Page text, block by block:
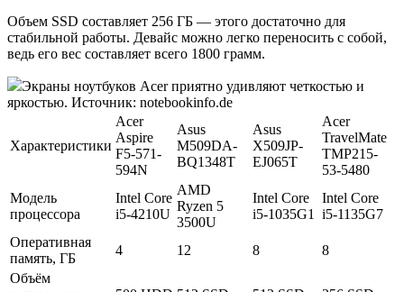
Объем SSD составляет 256 ГБ — этого достаточно для
стабильной работы. Девайс можно легко переносить с собой,
ведь его вес составляет всего 1800 грамм.
Экраны ноутбуков Acer приятно удивляют четкостью и
яркостью. Источник: notebookinfo.de
Характеристики
Acer
Aspire
F5-571-
594N
Asus
M509DA-
BQ1348T
Asus
X509JP-
EJ065T
Acer
TravelMate
TMP215-
53-5480
Модель
процессора
Intel Core
i5-4210U
AMD
Ryzen 5
3500U
Intel Core
i5-1035G1
Intel Core
i5-1135G7
Оперативная
память, ГБ
4 12 8
8
Объём